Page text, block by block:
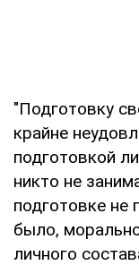
"Подготовку
крайне
подготовкой
никто не
подготовке не
было,
личного